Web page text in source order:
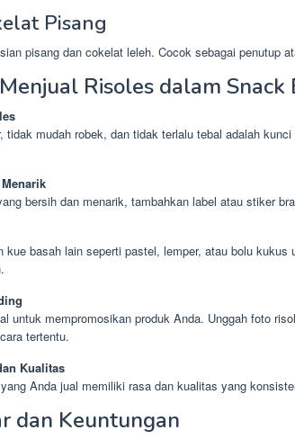
Pisang
pisang dan cokelat leleh. Cocok sebagai penutup
Risoles dalam Snack
tidak mudah robek, dan tidak terlalu tebal adalah
bersih dan menarik, tambahkan label atau stiker
kue basah lain seperti pastel, lemper, atau bolu
untuk mempromosikan produk Anda. Unggah foto
tertentu.
Kualitas
Anda jual memiliki rasa dan kualitas yang
dan Keuntungan